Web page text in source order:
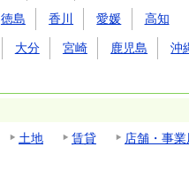
徳島 香川 愛媛 高知
大分 宮崎 鹿児島 沖
土地 賃貸
店舗・事業